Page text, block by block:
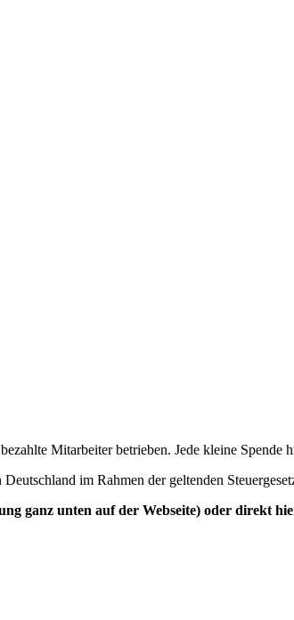
Mitarbeiter betrieben. Jede kleine
im Rahmen der geltenden
ganz unten auf der Webseite) oder direkt